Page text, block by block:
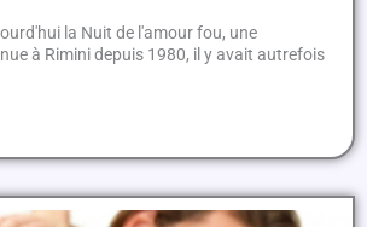
la Nuit de l'amour fou, une
à Rimini depuis 1980, il y avait autrefois